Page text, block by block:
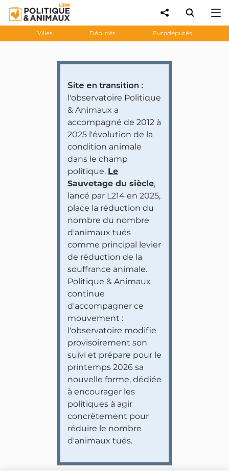
Villes Députés Eurodéputés
Site en transition :
l'observatoire Politique
& Animaux a
accompagné de 2012 à
2025 l'évolution de la
condition animale
dans le champ
politique. Le
Sauvetage du siècle,
lancé par L214 en 2025,
place la réduction du
nombre du nombre
d'animaux tués
comme principal levier
de réduction de la
souffrance animale.
Politique & Animaux
continue
d'accompagner ce
mouvement :
l'observatoire modifie
provisoirement son
suivi et prépare pour le
printemps 2026 sa
nouvelle forme, dédiée
à encourager les
politiques à agir
concrètement pour
réduire le nombre
d'animaux tués.